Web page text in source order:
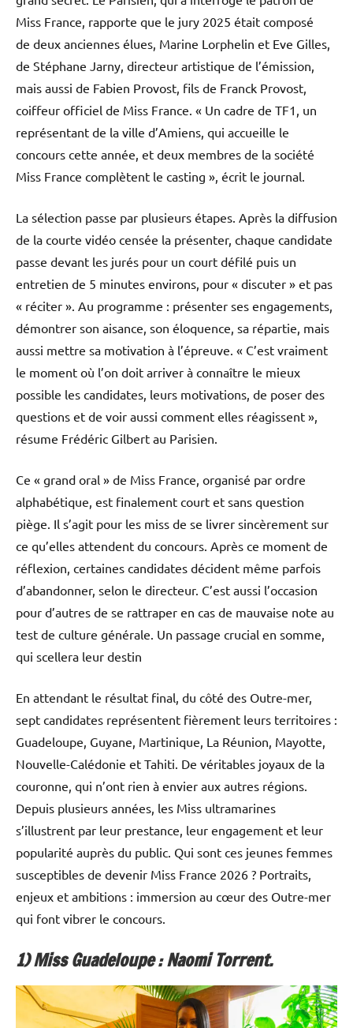
Miss France, rapporte que le jury 2025 était composé
de deux anciennes élues, Marine Lorphelin et Eve Gilles,
de Stéphane Jarny, directeur artistique de l’émission,
mais aussi de Fabien Provost, fils de Franck Provost,
coiffeur officiel de Miss France. « Un cadre de TF1, un
représentant de la ville d’Amiens, qui accueille le
concours cette année, et deux membres de la société
Miss France complètent le casting », écrit le journal.
La sélection passe par plusieurs étapes. Après la diffusion
de la courte vidéo censée la présenter, chaque candidate
passe devant les jurés pour un court défilé puis un
entretien de 5 minutes environs, pour « discuter » et pas
« réciter ». Au programme : présenter ses engagements,
démontrer son aisance, son éloquence, sa répartie, mais
aussi mettre sa motivation à l’épreuve. « C’est vraiment
le moment où l’on doit arriver à connaître le mieux
possible les candidates, leurs motivations, de poser des
questions et de voir aussi comment elles réagissent »,
résume Frédéric Gilbert au Parisien.
Ce « grand oral » de Miss France, organisé par ordre
alphabétique, est finalement court et sans question
piège. Il s’agit pour les miss de se livrer sincèrement sur
ce qu’elles attendent du concours. Après ce moment de
réflexion, certaines candidates décident même parfois
d’abandonner, selon le directeur. C’est aussi l’occasion
pour d’autres de se rattraper en cas de mauvaise note au
test de culture générale. Un passage crucial en somme,
qui scellera leur destin
En attendant le résultat final, du côté des Outre-mer,
sept candidates représentent fièrement leurs territoires :
Guadeloupe, Guyane, Martinique, La Réunion, Mayotte,
Nouvelle-Calédonie et Tahiti. De véritables joyaux de la
couronne, qui n’ont rien à envier aux autres régions.
Depuis plusieurs années, les Miss ultramarines
s’illustrent par leur prestance, leur engagement et leur
popularité auprès du public. Qui sont ces jeunes femmes
susceptibles de devenir Miss France 2026 ? Portraits,
enjeux et ambitions : immersion au cœur des Outre-mer
qui font vibrer le concours.
1) Miss Guadeloupe : Naomi Torrent.